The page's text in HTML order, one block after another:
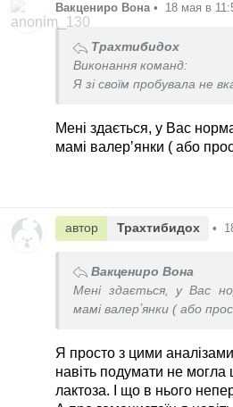
Вакцениро Вона • 18 мая в
Трахтибидох
Виконання команд:
Я зі своїм пробувала не
Візьми пульт
Йдемо їсти
Але тут кажуть може
Бо в мене в оточенні
А в садок ще ми не ходимо
Мені здається, у Вас
мамі валерʼянки ( або
автор Трахтибидох •
Вакцениро Вона
Мені здається, у Вас
мамі валерʼянки ( або
Я просто з цими
навіть подумати не
лактоза. І що в нього